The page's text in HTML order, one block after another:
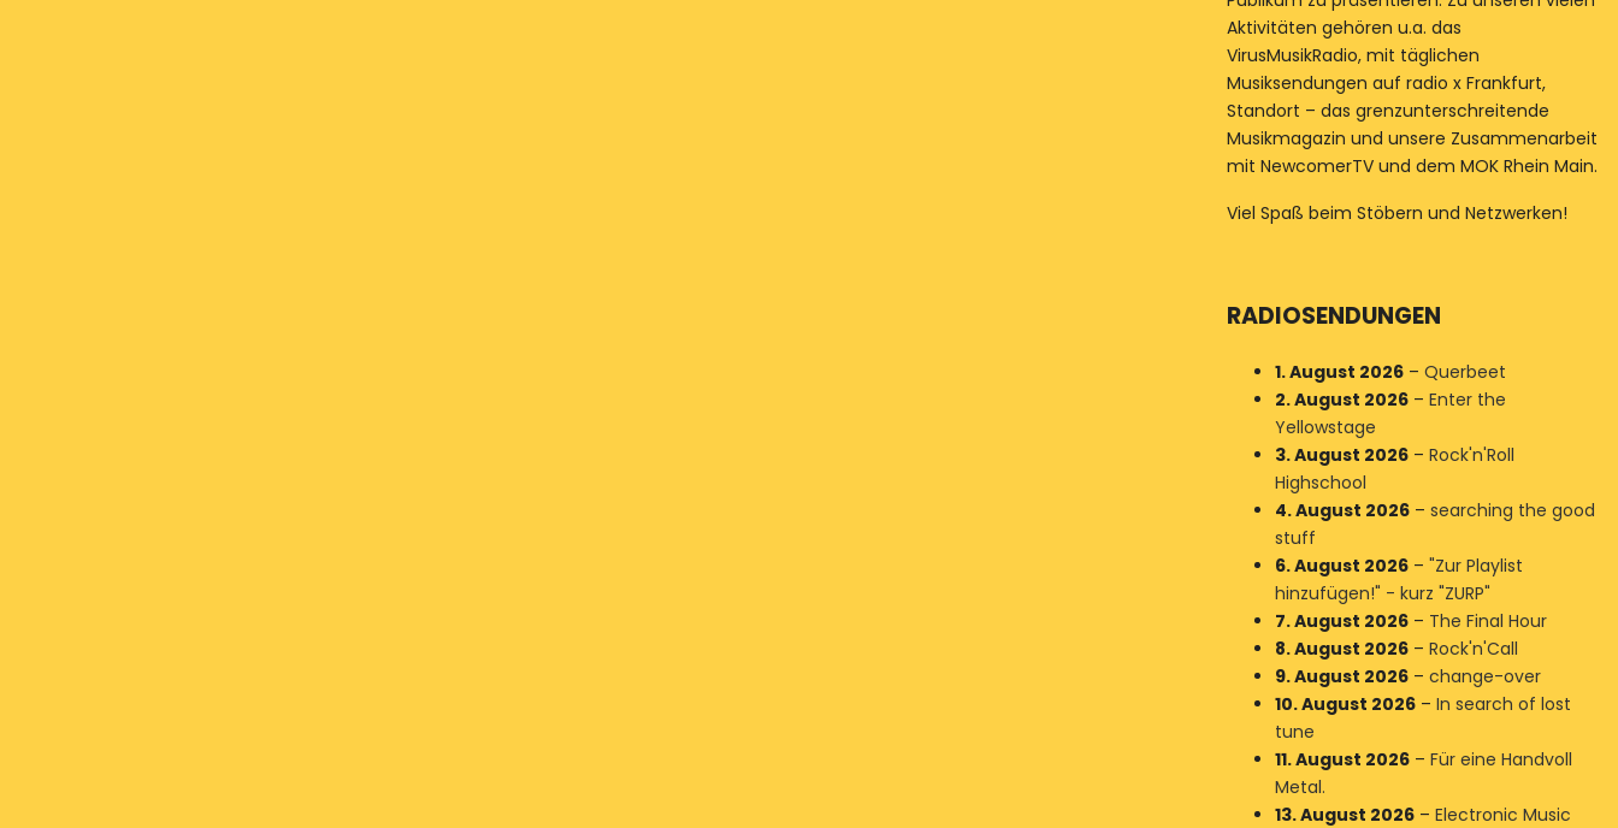
Aktivitäten gehören u.a. das
VirusMusikRadio, mit täglichen
Musiksendungen auf radio x Frankfurt,
Standort – das grenzunterschreitende
Musikmagazin und unsere Zusammenarbeit
mit NewcomerTV und dem MOK Rhein Main.
Viel Spaß beim Stöbern und Netzwerken!
RADIOSENDUNGEN
1. August 2026– Querbeet
2. August 2026– Enter the
Yellowstage
3. August 2026– Rock'n'Roll
Highschool
4. August 2026– searching the good
stuff
6. August 2026– "Zur Playlist
hinzufügen!" - kurz "ZURP"
7. August 2026– The Final Hour
8. August 2026– Rock'n'Call
9. August 2026– change-over
10. August 2026– In search of lost
tune
11. August 2026– Für eine Handvoll
Metal.
13. August 2026– Electronic Music